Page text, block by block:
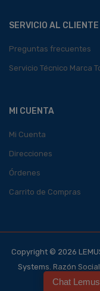
SERVICIO AL CLIENTE
Preguntas frecuentes
Servicio Técnico Marca
MI CUENTA
Mi Cuenta
Direcciones
Órdenes
Carrito de Compras
Copyright © 2026
Systems. Razón
Chat Lemus